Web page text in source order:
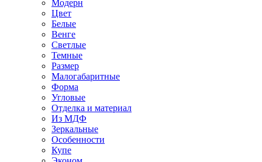
Модерн
Цвет
Белые
Венге
Светлые
Темные
Размер
Малогабаритные
Форма
Угловые
Отделка и материал
Из МДФ
Зеркальные
Особенности
Купе